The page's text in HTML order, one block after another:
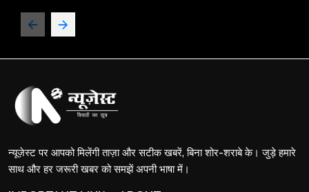
न्यूज़ेस्ट पर आपको मिलेंगी ताज़ा और सटीक खबरें, बिना शोर-शराबे के। जुड़े हमारे
साथ और हर जरूरी खबर को समझें अपनी भाषा में।